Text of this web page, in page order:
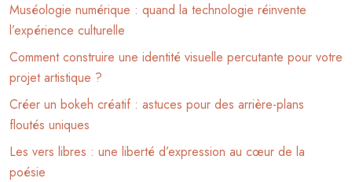
Muséologie numérique : quand la technologie réinvente
l’expérience culturelle
Comment construire une identité visuelle percutante pour votre
projet artistique ?
Créer un bokeh créatif : astuces pour des arrière-plans
floutés uniques
Les vers libres : une liberté d’expression au cœur de la
poésie